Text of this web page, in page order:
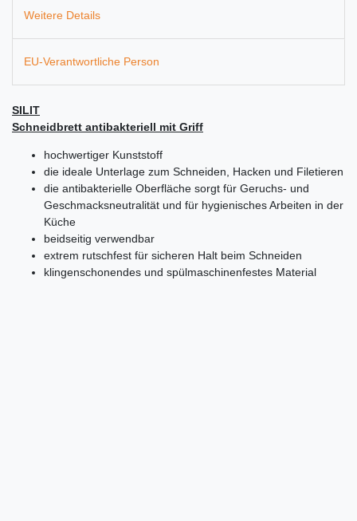
Weitere Details
EU-Verantwortliche Person
SILIT
Schneidbrett antibakteriell mit Griff
hochwertiger Kunststoff
die ideale Unterlage zum Schneiden, Hacken und Filetieren
die antibakterielle Oberfläche sorgt für Geruchs- und
Geschmacksneutralität und für hygienisches Arbeiten in der
Küche
beidseitig verwendbar
extrem rutschfest für sicheren Halt beim Schneiden
klingenschonendes und spülmaschinenfestes Material